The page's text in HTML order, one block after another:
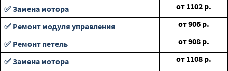
✅ Замена мотора
от 1102 р.
✅ Ремонт модуля управления
от906 р.
✅ Ремонт петель
от908 р.
✅ Замена мотора
от 1108 р.